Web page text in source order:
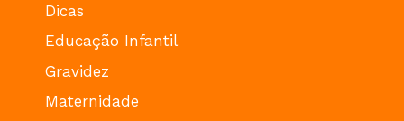
Dicas
Educação Infantil
Gravidez
Maternidade